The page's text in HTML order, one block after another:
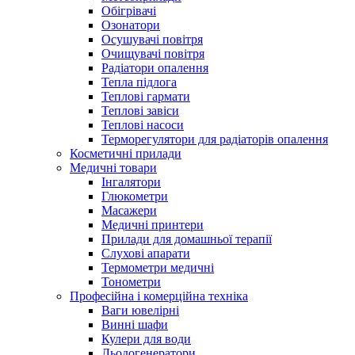
Обігрівачі
Озонатори
Осушувачі повітря
Очищувачі повітря
Радіатори опалення
Тепла підлога
Теплові гармати
Теплові завіси
Теплові насоси
Терморегулятори для радіаторів опалення
Косметичні прилади
Медичні товари
Інгалятори
Глюкометри
Масажери
Медичні принтери
Прилади для домашньої терапії
Слухові апарати
Термометри медичні
Тонометри
Професійна і комерційна техніка
Ваги ювелірні
Винні шафи
Кулери для води